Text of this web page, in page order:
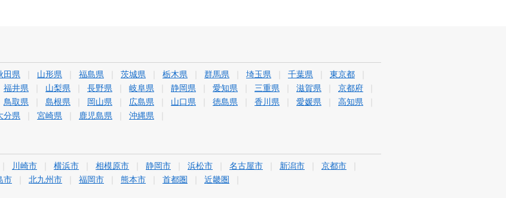
田県 山形県 福島県 茨城県 栃木県 群馬県 埼玉県 千葉県
東京都
福井県 山梨県 長野県 岐阜県 静岡県 愛知県 三重県 滋賀県
京都府
鳥取県 島根県 岡山県 広島県 山口県 徳島県 香川県 愛媛県
高知県
分県 宮崎県 鹿児島県 沖縄県
川崎市 横浜市 相模原市 静岡市 浜松市 名古屋市 新潟市
京都市
市 北九州市 福岡市 熊本市 首都圏 近畿圏